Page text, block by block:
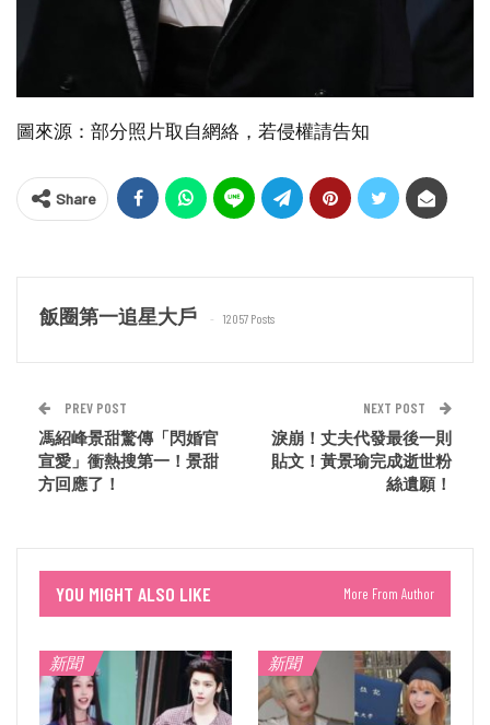
圖來源：部分照片取自網絡，若侵權請告知
Share
飯圈第一追星大戶 12057 Posts
PREV POST
馮紹峰景甜驚傳「閃婚官
宣愛」衝熱搜第一！景甜
方回應了！
NEXT POST
淚崩！丈夫代發最後一則
貼文！黃景瑜完成逝世粉
絲遺願！
YOU MIGHT ALSO LIKE More From Author
新聞 新聞